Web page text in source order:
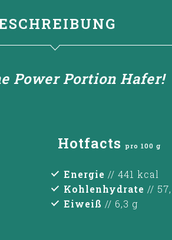
Power Portion Hafer!
Hotfactspro 100 g
Energie // 441 kcal
Kohlenhydrate //
Eiweiß // 6,3 g